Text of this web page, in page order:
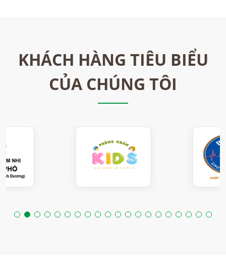
KHÁCH HÀNG TIÊU BIỂU
CỦA CHÚNG TÔI